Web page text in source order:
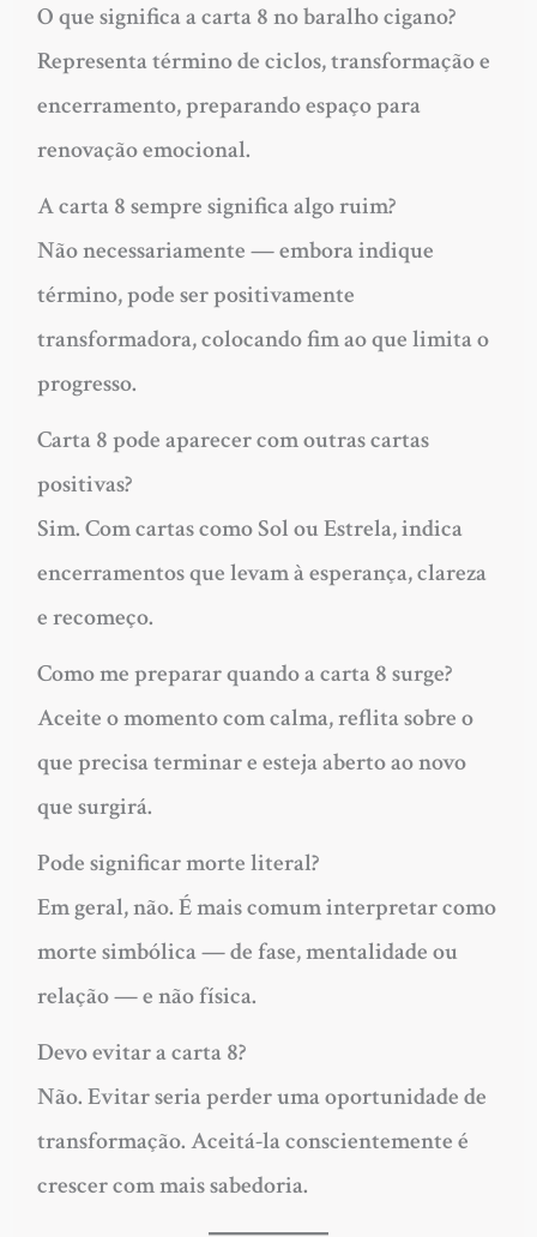
O que significa a carta 8 no baralho cigano?
Representa término de ciclos, transformação e
encerramento, preparando espaço para
renovação emocional.
A carta 8 sempre significa algo ruim?
Não necessariamente — embora indique
término, pode ser positivamente
transformadora, colocando fim ao que limita o
progresso.
Carta 8 pode aparecer com outras cartas
positivas?
Sim. Com cartas como Sol ou Estrela, indica
encerramentos que levam à esperança, clareza
e recomeço.
Como me preparar quando a carta 8 surge?
Aceite o momento com calma, reflita sobre o
que precisa terminar e esteja aberto ao novo
que surgirá.
Pode significar morte literal?
Em geral, não. É mais comum interpretar como
morte simbólica — de fase, mentalidade ou
relação — e não física.
Devo evitar a carta 8?
Não. Evitar seria perder uma oportunidade de
transformação. Aceitá-la conscientemente é
crescer com mais sabedoria.